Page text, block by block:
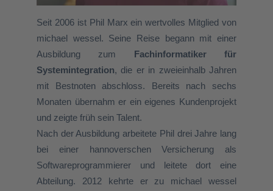
Seit 2006 ist Phil Marx ein wertvolles Mitglied von
michael wessel. Seine Reise begann mit einer
Ausbildung zum Fachinformatiker für
Systemintegration, die er in zweieinhalb Jahren
mit Bestnoten abschloss. Bereits nach sechs
Monaten übernahm er ein eigenes Kundenprojekt
und zeigte früh sein Talent.
Nach der Ausbildung arbeitete Phil drei Jahre lang
bei einer hannoverschen Versicherung als
Softwareprogrammierer und leitete dort eine
Abteilung. 2012 kehrte er zu michael wessel